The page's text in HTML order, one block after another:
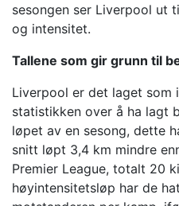
sesongen ser Liverpool ut
og intensitet.
Tallene som gir grunn til
Liverpool er det laget som
statistikken over å ha lagt
løpet av en sesong, dette
snitt løpt 3,4 km mindre
Premier League, totalt 20
høyintensitetsløp har de